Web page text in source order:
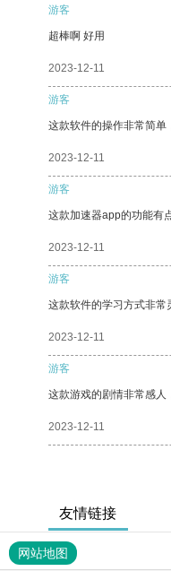
游客
超棒啊 好用
2023-12-11
游客
这款软件的操作非常简单
2023-12-11
游客
这款加速器app的功能有
2023-12-11
游客
这款软件的学习方式非常
2023-12-11
游客
这款游戏的剧情非常感人
2023-12-11
友情链接
网站地图